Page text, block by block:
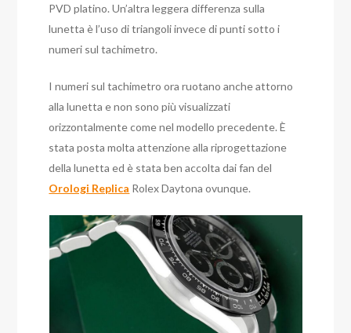
PVD platino. Un’altra leggera differenza sulla
lunetta è l’uso di triangoli invece di punti sotto i
numeri sul tachimetro.
I numeri sul tachimetro ora ruotano anche attorno
alla lunetta e non sono più visualizzati
orizzontalmente come nel modello precedente. È
stata posta molta attenzione alla riprogettazione
della lunetta ed è stata ben accolta dai fan del
Orologi Replica Rolex Daytona ovunque.